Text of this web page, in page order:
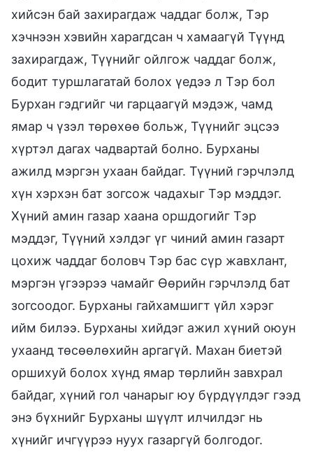
хийсэн бай захирагдаж чаддаг болж, Тэр
хэчнээн хэвийн харагдсан ч хамаагүй Түүнд
захирагдаж, Түүнийг ойлгож чаддаг болж,
бодит туршлагатай болох үедээ л Тэр бол
Бурхан гэдгийг чи гарцаагүй мэдэж, чамд
ямар ч үзэл төрөхөө больж, Түүнийг эцсээ
хүртэл дагах чадвартай болно. Бурханы
ажилд мэргэн ухаан байдаг. Түүний гэрчлэлд
хүн хэрхэн бат зогсож чадахыг Тэр мэддэг.
Хүний амин газар хаана оршдогийг Тэр
мэддэг, Түүний хэлдэг үг чиний амин газарт
цохиж чаддаг боловч Тэр бас сүр жавхлант,
мэргэн үгээрээ чамайг Өөрийн гэрчлэлд бат
зогсоодог. Бурханы гайхамшигт үйл хэрэг
ийм билээ. Бурханы хийдэг ажил хүний оюун
ухаанд төсөөлөхийн аргагүй. Махан биетэй
оршихуй болох хүнд ямар төрлийн завхрал
байдаг, хүний гол чанарыг юу бүрдүүлдэг гээд
энэ бүхнийг Бурханы шүүлт илчилдэг нь
хүнийг ичгүүрээ нуух газаргүй болгодог.